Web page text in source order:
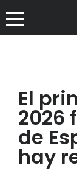
El
2026
de
hay